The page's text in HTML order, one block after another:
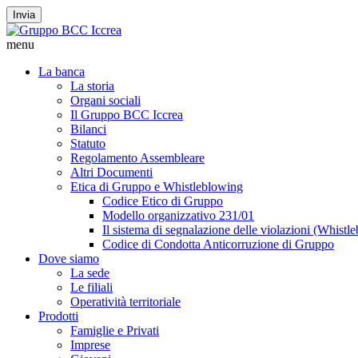
Invia
menu
La banca
La storia
Organi sociali
Il Gruppo BCC Iccrea
Bilanci
Statuto
Regolamento Assembleare
Altri Documenti
Etica di Gruppo e Whistleblowing
Codice Etico di Gruppo
Modello organizzativo 231/01
Il sistema di segnalazione delle violazioni
Codice di Condotta Anticorruzione di Gruppo
Dove siamo
La sede
Le filiali
Operatività territoriale
Prodotti
Famiglie e Privati
Imprese